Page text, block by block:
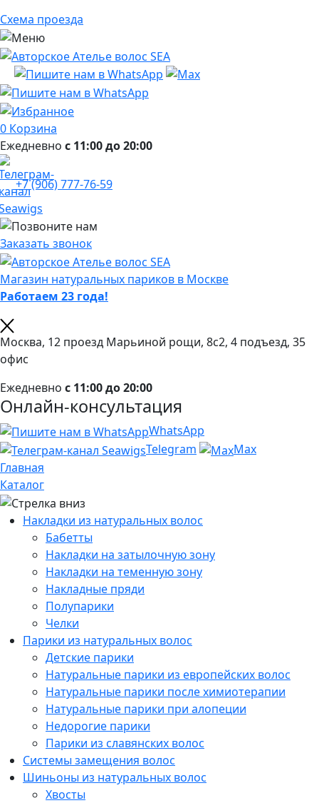
Схема проезда
0 Корзина
Ежедневно с 11:00 до 20:00
+7 (906) 777-76-59
Заказать звонок
Магазин натуральных париков в Москве
Работаем 23 года!
Москва, 12 проезд Марьиной рощи, 8с2, 4 подъезд, 35
офис
Ежедневно с 11:00 до 20:00
Онлайн-консультация
WhatsApp
Telegram
Max
Главная
Каталог
Накладки из натуральных волос
Бабетты
Накладки на затылочную зону
Накладки на теменную зону
Накладные пряди
Полупарики
Челки
Парики из натуральных волос
Детские парики
Натуральные парики из европейских волос
Натуральные парики после химиотерапии
Натуральные парики при алопеции
Недорогие парики
Парики из славянских волос
Системы замещения волос
Шиньоны из натуральных волос
Хвосты